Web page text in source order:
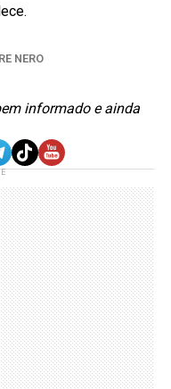
NERO
informado e ainda